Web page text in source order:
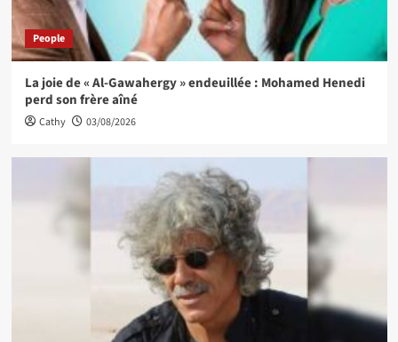
People
La joie de « Al-Gawahergy » endeuillée : Mohamed Henedi
perd son frère aîné
Cathy 03/08/2026